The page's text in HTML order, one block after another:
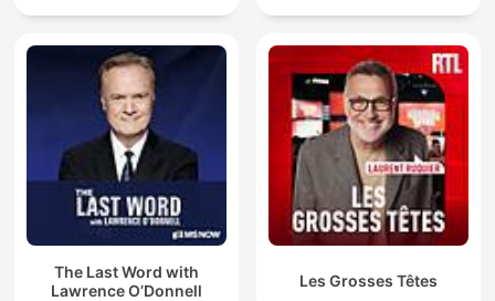
The Last Word with
Lawrence O’Donnell
Les Grosses Têtes